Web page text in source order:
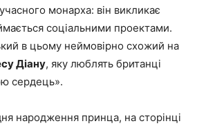
монарха: він викликає
соціальними проектами.
в цьому неймовірно схожий на
Діану, яку люблять британці
сердець».
народження принца, на сторінці